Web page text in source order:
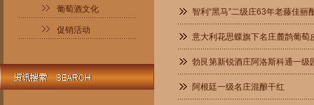
葡萄酒文化
促销活动
智利“黑马”二级庄63年老藤佳丽
意大利花思蝶旗下名庄麓鹊葡萄
勃艮第新锐酒庄阿洛斯科通一级
阿根廷一级名庄混酿干红